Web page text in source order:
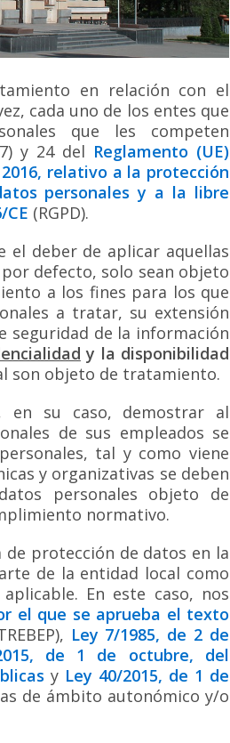
en relación con el
cada uno de los entes que
que les competen
y 24 del Reglamento (UE)
relativo a la protección
personales y a la libre
(RGPD).
el deber de aplicar aquellas
defecto, solo sean objeto
a los fines para los que
a tratar, su extensión
seguridad de la información
y la disponibilidad
son objeto de tratamiento.
en su caso, demostrar al
de sus empleados se
tal y como viene
y organizativas se deben
personales objeto de
normativo.
protección de datos en la
de la entidad local como
En este caso, nos
el que se aprueba el texto
Ley 7/1985, de 2 de
de 1 de octubre, del
y Ley 40/2015, de 1 de
de ámbito autonómico y/o